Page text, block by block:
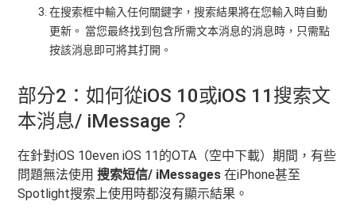
在搜索框中輸入任何關鍵字，搜索結果將在您輸入時自動
更新。 當您最終找到包含所需文本消息的消息時，只需點
按該消息即可將其打開。
部分2：如何從iOS 10或iOS 11搜索文
本消息/ iMessage？
在針對iOS 10even iOS 11的OTA（空中下載）期間，有些
問題無法使用搜索短信/ iMessages 在iPhone甚至
Spotlight搜索上使用時都沒有顯示結果。